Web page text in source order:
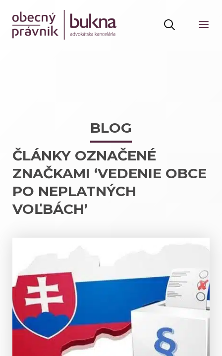
BLOG
ČLÁNKY OZNAČENÉ
ZNAČKAMI ‘VEDENIE OBCE
PO NEPLATNÝCH
VOĽBÁCH’